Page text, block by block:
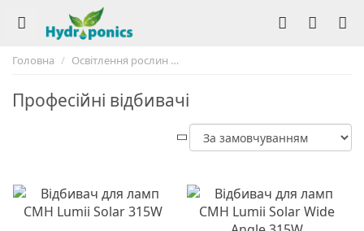
Головна Освітлення рослин
Професійні відбивачі